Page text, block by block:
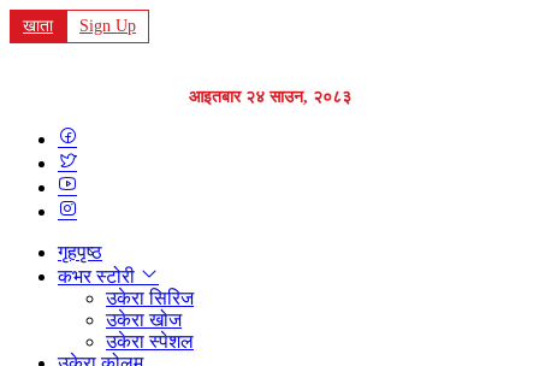
खाता Sign Up
आइतबार २४ साउन, २०८३
गृहपृष्ठ
कभर स्टोरी
उकेरा सिरिज
उकेरा खोज
उकेरा स्पेशल